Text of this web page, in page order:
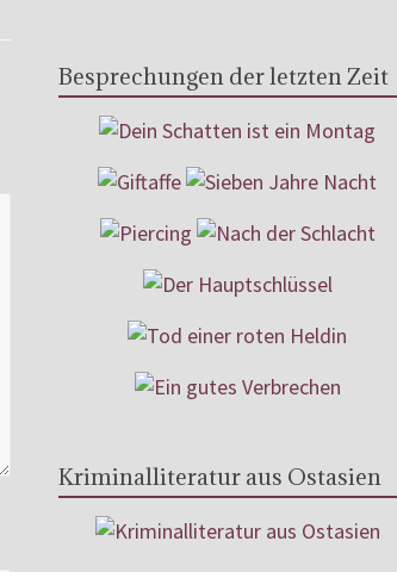
Besprechungen der letzten Zeit
Kriminalliteratur aus Ostasien